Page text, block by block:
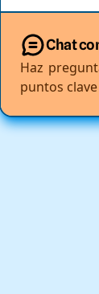
Chat
Haz
puntos